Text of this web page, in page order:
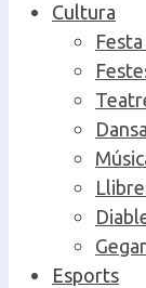
Cultura
Dansa
Esports